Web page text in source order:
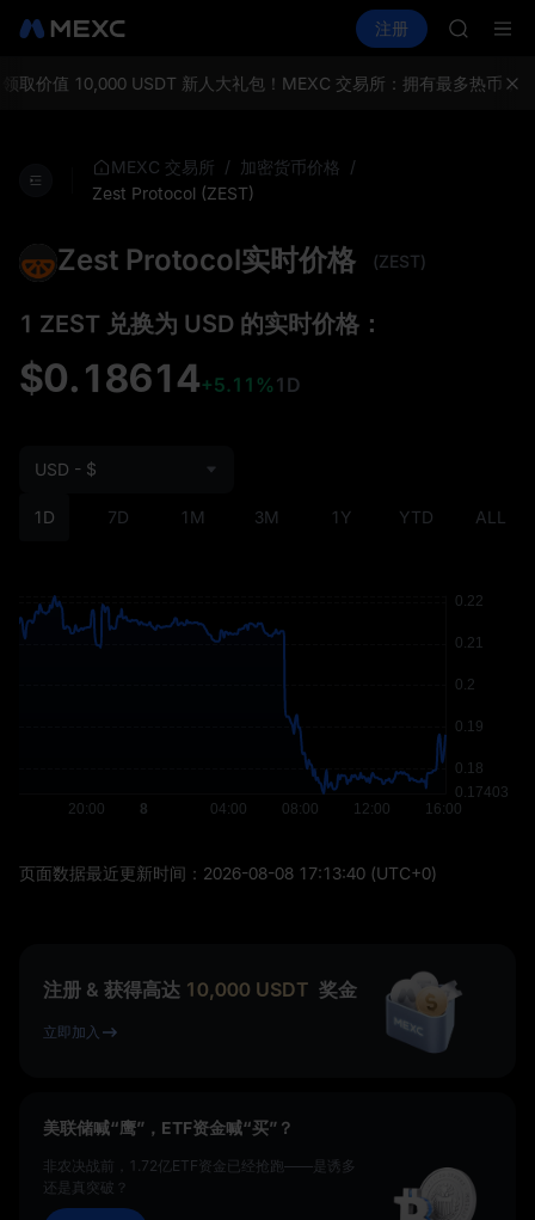
SPCX 理财 活
注册
AAOI
取价值 10,000 USDT 新人大礼包！ MEXC 交易所：拥有最多热币，每
MEXC 交易所 / 加密货币价格 /
Zest Protocol (ZEST)
Zest Protocol实时价格 (ZEST)
1 ZEST 兑换为 USD 的实时价格：
$0.18614+5.11% 1D
1D 7D 1M 3M 1Y YTD ALL
USD - $
页面数据最近更新时间： 2026-08-08 17:13:40 (UTC+0)
注册 & 获得高达 10,000 USDT 奖金
立即加入
美联储喊“鹰”，ETF资金喊“买”？
非农决战前，1.72亿ETF资金已经抢跑——是诱多
还是真突破？